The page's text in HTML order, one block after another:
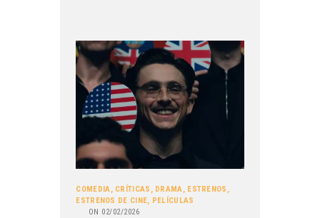
COMEDIA, CRÍTICAS , DRAMA, ESTRENOS ,
ESTRENOS DE CINE, PELÍCULAS
ON 02/02/2026